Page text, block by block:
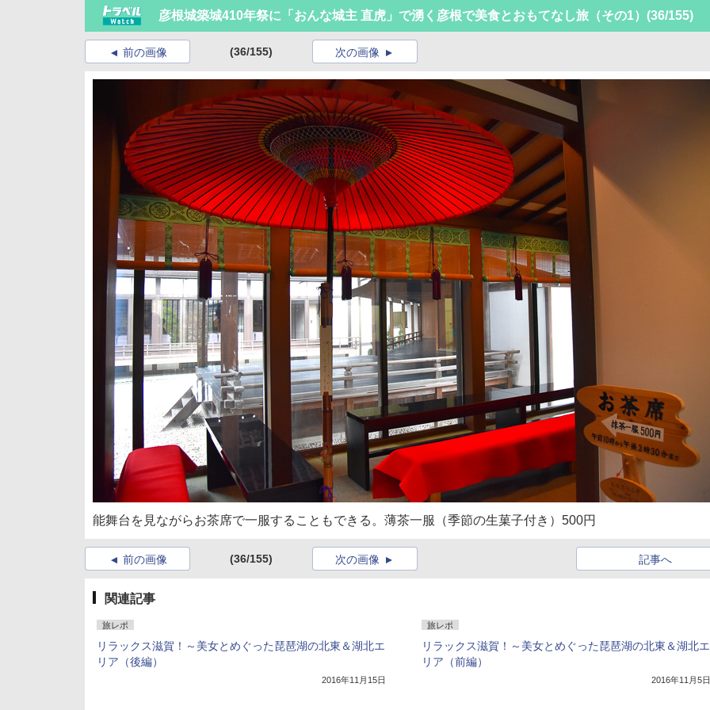
彦根城築城410年祭に「おんな城主 直虎」で湧く彦根で美食とおもてなし旅（その1） (36/155)
前の画像 (36/155) 次の画像
能舞台を見ながらお茶席で一服することもできる。薄茶一服（季節の生菓子付き）500円
前の画像 (36/155) 記事へ
次の画像
関連記事
旅レポ
リラックス滋賀！～美女とめぐった琵琶湖の北東＆湖北エ
リア（後編）
2016年11月15日
旅レポ
リラックス滋賀！～美女とめぐった琵琶湖の北東＆湖北エ
リア（前編）
2016年11月5日